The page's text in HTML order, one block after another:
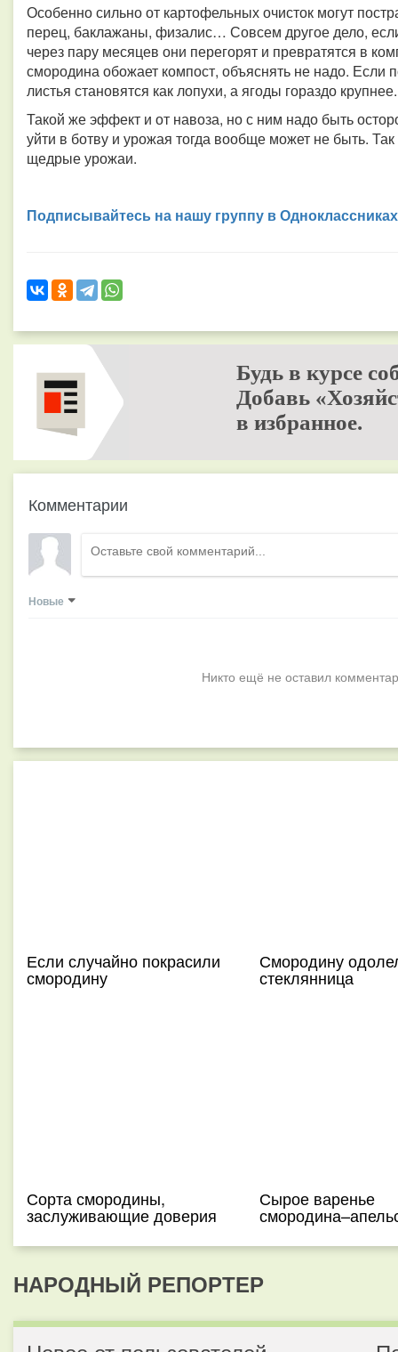
Особенно сильно от картофельных очисток могут
перец, баклажаны, физалис… Совсем другое дело,
через пару месяцев они перегорят и превратятся в
смородина обожает компост, объяснять не надо. Если
листья становятся как лопухи, а ягоды гораздо крупнее.
Такой же эффект и от навоза, но с ним надо быть
уйти в ботву и урожая тогда вообще может не быть.
щедрые урожаи.
Подписывайтесь на нашу группу в Одноклассниках
Будь в курсе
Добавь
в избранное.
Комментарии
Новые
Никто ещё не оставил
Если случайно покрасили
смородину
Смородину
стеклянница
Сорта смородины,
заслуживающие доверия
Сырое варенье
НАРОДНЫЙ РЕПОРТЕР